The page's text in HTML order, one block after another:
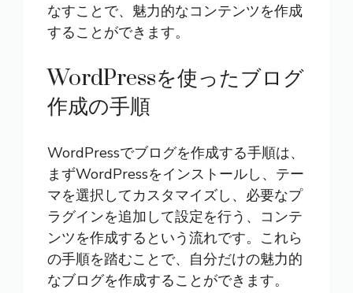
なすことで、魅力的なコンテンツを作成
することができます。
WordPressを使ったブログ
作成の手順
WordPressでブログを作成する手順は、
まずWordPressをインストールし、テー
マを選択してカスタマイズし、必要なプ
ラグインを追加して設定を行う、コンテ
ンツを作成するという流れです。これら
の手順を踏むことで、自分だけの魅力的
なブログを作成することができます。